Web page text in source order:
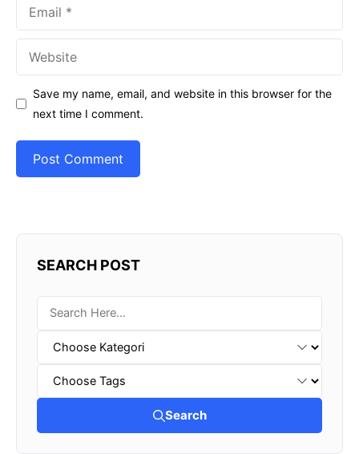
Save my name, email, and website in this browser for the
next time I comment.
SEARCH POST
Search